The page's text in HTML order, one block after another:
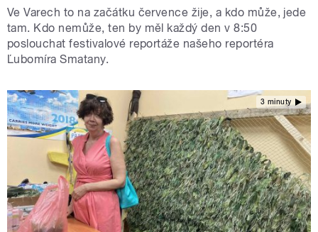
Ve Varech to na začátku července žije, a kdo může, jede
tam. Kdo nemůže, ten by měl každý den v 8:50
poslouchat festivalové reportáže našeho reportéra
Ľubomíra Smatany.
3 minuty